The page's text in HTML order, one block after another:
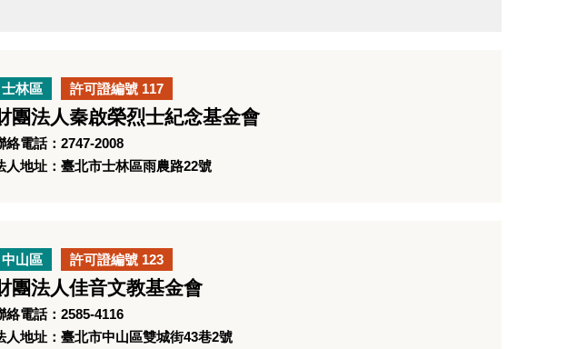
士林區 許可證編號 117
團法人秦啟榮烈士紀念基金會
絡電話：2747-2008
人地址：臺北市士林區雨農路22號
中山區 許可證編號 123
團法人佳音文教基金會
絡電話：2585-4116
人地址：臺北市中山區雙城街43巷2號